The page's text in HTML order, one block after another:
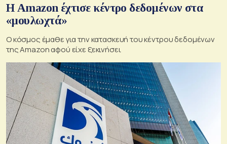
Η Amazon έχτισε κέντρο δεδομένων στα
«μουλωχτά»
Ο κόσμος έμαθε για την κατασκευή του κέντρου δεδομένων
της Amazon αφού είχε ξεκινήσει